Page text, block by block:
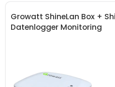
Growatt ShineLan Box +
Datenlogger Monitoring